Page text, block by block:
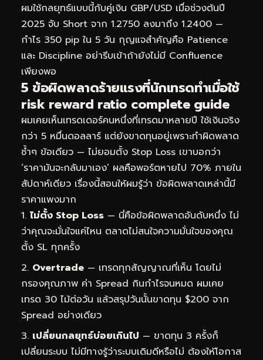
ผมใช้กลยุทธ์แบบนี้กับคู่เงิน GBP/USD เมื่อช่วงต้นปี
2025 จับ Short จาก 1.2750 ลงมาถึง 1.2400 —
กำไร 350 pip ใน 5 วัน กุญแจสำคัญคือ Patience
และ Discipline อย่ารีบเข้าถ้ายังไม่มี Confluence
เพียงพอ
5 ข้อผิดพลาดร้ายแรงที่นักเทรดทำเมื่อใช้
risk reward ratio complete guide
ผมเคยเห็นเทรดเดอร์คนหนึ่งที่เทรดมาหลายปี ใช้เงินจริง
กว่า 5 หมื่นดอลลาร์ แต่ยังขาดทุนอยู่เพราะทำผิดพลาด
ซ้ำๆ ข้อเดียว — ไม่ยอมตั้ง Stop Loss เขาบอกว่า
‘ราคามันจะกลับมาเอง’ ผลคือพอร์ตหายไป 70% ภายใน
สัปดาห์เดียว เรื่องนี้สอนให้ผมรู้ว่า ข้อผิดพลาดเหล่านี้มี
ราคาแพงมาก
ไม่ตั้ง Stop Loss — นี่คือข้อผิดพลาดอันดับหนึ่ง ไม่
ว่าคุณจะมั่นใจแค่ไหน ตลาดไม่สนใจความมั่นใจของคุณ
ตั้ง SL ทุกครั้ง
Overtrade — เทรดทุกสัญญาณที่เห็น โดยไม่
กรองคุณภาพ ค่า Spread กินกำไรจนหมด ผมเคย
เทรด 30 ไม้ต่อวัน แล้วสรุปวันนั้นขาดทุน $200 จาก
Spread อย่างเดียว
เปลี่ยนกลยุทธ์บ่อยเกินไป — ขาดทุน 3 ครั้งก็
เปลี่ยนระบบ ไม่มีทางรู้ว่าระบบเดิมดีหรือไม่ ต้องให้โอกาส